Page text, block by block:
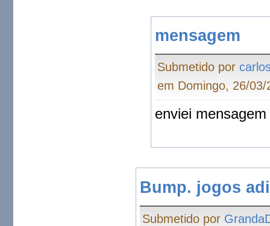
mensagem
Submetido por
em Domingo, 26/
enviei mensagem
Bump. jogos
Submetido por